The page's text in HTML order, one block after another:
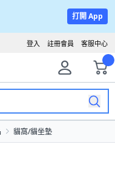
打開 App
客服中心
註冊會員
登入
貓窩/貓坐墊